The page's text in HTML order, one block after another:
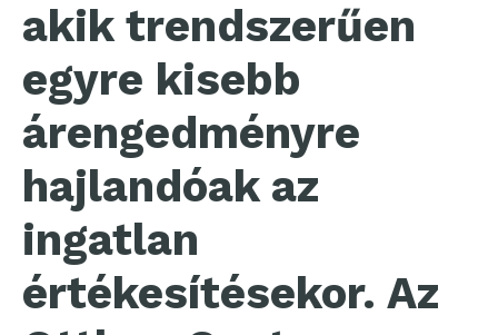
akik trendszerűen
egyre kisebb
árengedményre
hajlandóak az
ingatlan
értékesítésekor. Az